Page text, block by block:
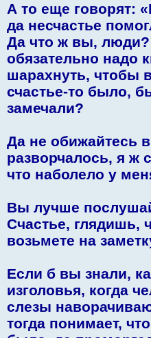
А то еще говорят:
да несчастье
Да что ж вы,
обязательно надо
шарахнуть, чтобы
счастье-то было,
замечали?
Да не обижайтесь
разворчалось, я ж
что наболело у
Вы лучше
Счастье, глядишь,
возьмете на
Если б вы знали,
изголовья, когда
слезы
тогда понимает,